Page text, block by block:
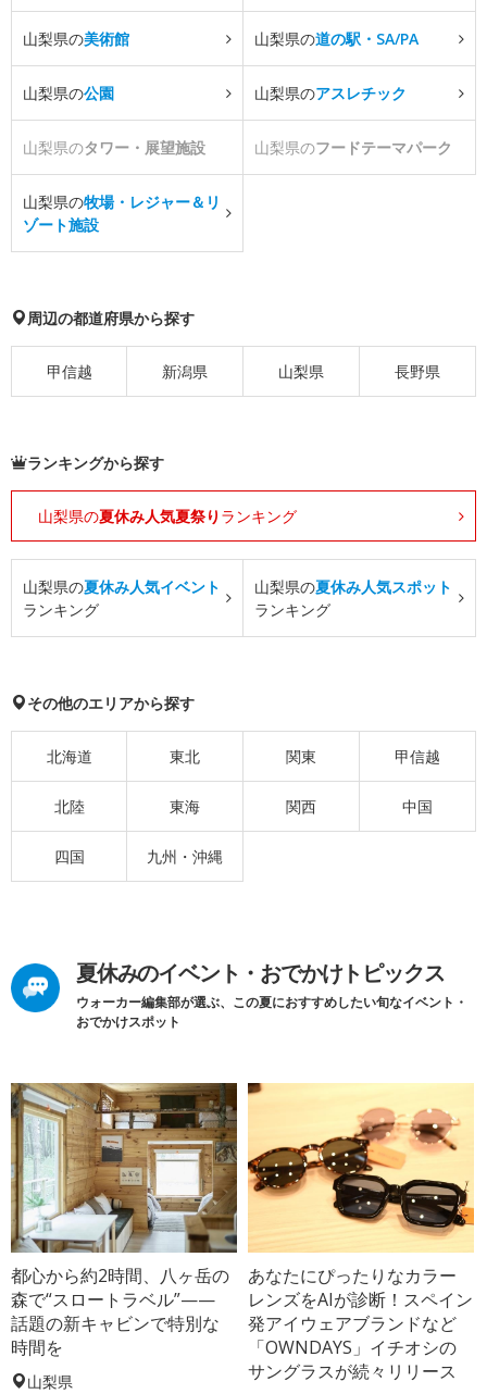
山梨県の美術館 山梨県の道の駅・SA/PA
山梨県の公園 山梨県のアスレチック
山梨県のタワー・展望施設 山梨県のフードテーマパーク
山梨県の牧場・レジャー＆リ
ゾート施設
周辺の都道府県から探す
甲信越 新潟県 山梨県 長野県
ランキングから探す
山梨県の夏休み人気夏祭り ランキング
山梨県の夏休み人気イベント
ランキング
山梨県の夏休み人気スポット
ランキング
その他のエリアから探す
北海道 東北 関東 甲信越
北陸 東海 関西 中国
四国 九州・沖縄
夏休みのイベント・おでかけトピックス
ウォーカー編集部が選ぶ、この夏におすすめしたい旬なイベント・
おでかけスポット
都心から約2時間、八ヶ岳の
森で“スロートラベル”——
話題の新キャビンで特別な
時間を
山梨県
あなたにぴったりなカラー
レンズをAIが診断！スペイン
発アイウェアブランドなど
「OWNDAYS」イチオシの
サングラスが続々リリース